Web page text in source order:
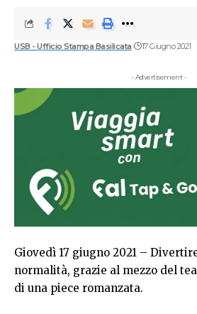
USB - Ufficio Stampa Basilicata 17 Giugno 2021
- Advertisement -
Giovedì 17 giugno 2021 –
normalità, grazie al mezzo del
di una piece romanzata.